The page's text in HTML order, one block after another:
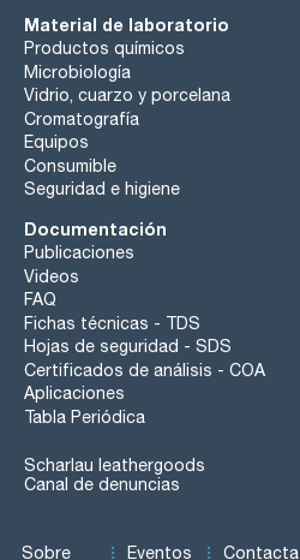
Material de laboratorio
Productos químicos
Microbiología
Vidrio, cuarzo y porcelana
Cromatografía
Equipos
Consumible
Seguridad e higiene
Documentación
Publicaciones
Videos
FAQ
Fichas técnicas - TDS
Hojas de seguridad - SDS
Certificados de análisis - COA
Aplicaciones
Tabla Periódica
Scharlau leathergoods
Canal de denuncias
Sobre Eventos Contacta